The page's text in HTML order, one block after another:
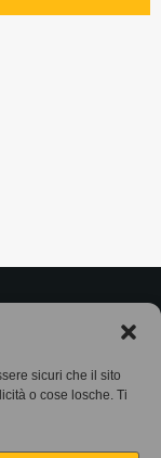
sicuri che il sito
o cose losche. Ti
•
Protocollo